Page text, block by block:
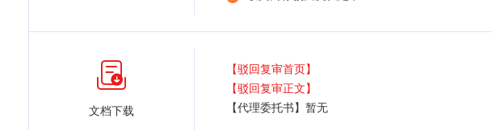
文档下载
【驳回复审首页】
【驳回复审正文】
【代理委托书】暂无